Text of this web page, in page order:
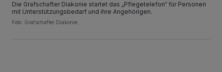
Die Grafschafter Diakonie startet das „Pflegetelefon“ für Personen
mit Unterstützungsbedarf und ihre Angehörigen.
Foto: Grafschafter Diakonie